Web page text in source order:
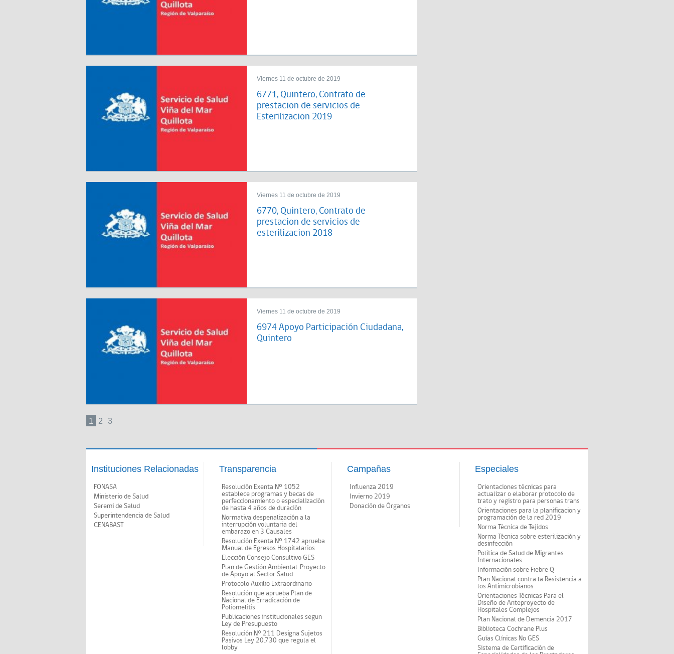
Viernes 11 de octubre de 2019
6771, Quintero, Contrato de
prestacion de servicios de
Esterilizacion 2019
Viernes 11 de octubre de 2019
6770, Quintero, Contrato de
prestacion de servicios de
esterilizacion 2018
Viernes 11 de octubre de 2019
6974 Apoyo Participación Ciudadana,
Quintero
1 2 3
Instituciones Relacionadas
FONASA
Ministerio de Salud
Seremi de Salud
Superintendencia de Salud
CENABAST
Transparencia
Resolución Exenta Nº 1052
establece programas y becas de
perfeccionamiento o especialización
de hasta 4 años de duración
Normativa despenalización a la
interrupción voluntaria del
embarazo en 3 Causales
Resolución Exenta Nº 1742 aprueba
Manual de Egresos Hospitalarios
Elección Consejo Consultivo GES
Plan de Gestión Ambiental. Proyecto
de Apoyo al Sector Salud
Protocolo Auxilio Extraordinario
Resolución que aprueba Plan de
Nacional de Erradicación de
Poliomelitis
Publicaciones institucionales segun
Ley de Presupuesto
Resolución N° 211 Designa Sujetos
Pasivos Ley 20.730 que regula el
lobby
Campañas
Influenza 2019
Invierno 2019
Donación de Órganos
Especiales
Orientaciones técnicas para
actualizar o elaborar protocolo de
trato y registro para personas trans
Orientaciones para la planificacion y
programación de la red 2019
Norma Técnica de Tejidos
Norma Técnica sobre esterilización y
desinfección
Política de Salud de Migrantes
Internacionales
Información sobre Fiebre Q
Plan Nacional contra la Resistencia a
los Antimicrobianos
Orientaciones Técnicas Para el
Diseño de Anteproyecto de
Hospitales Complejos
Plan Nacional de Demencia 2017
Biblioteca Cochrane Plus
Guías Clínicas No GES
Sistema de Certificación de